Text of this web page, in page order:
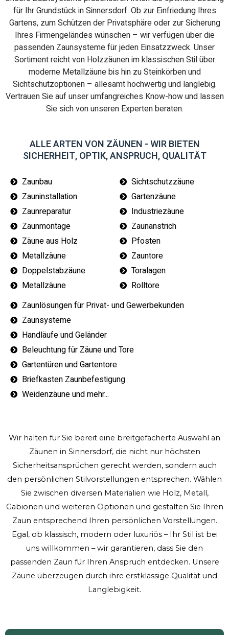
für Ihr Grundstück in Sinnersdorf. Ob zur Einfriedung Ihres
Gartens, zum Schützen der Privatsphäre oder zur Sicherung
Ihres Firmengeländes wünschen – wir verfügen über die
passenden Zaunsysteme für jeden Einsatzzweck. Unser
Sortiment reicht von Holzzäunen im klassischen Stil über
moderne Metallzäune bis hin zu Steinkörben und
Sichtschutzoptionen – allesamt hochwertig und langlebig.
Vertrauen Sie auf unser umfangreiches Know-how und lassen
Sie sich von unseren Experten beraten.
ALLE ARTEN VON ZÄUNEN - WIR BIETEN
SICHERHEIT, OPTIK, ANSPRUCH, QUALITÄT
Zaunbau
Zauninstallation
Zaunreparatur
Zaunmontage
Zäune aus Holz
Metallzäune
Doppelstabzäune
Metallzäune
Sichtschutzzäune
Gartenzäune
Industriezäune
Zaunanstrich
Pfosten
Zauntore
Toralagen
Rolltore
Zaunlösungen für Privat- und Gewerbekunden
Zaunsysteme
Handläufe und Geländer
Beleuchtung für Zäune und Tore
Gartentüren und Gartentore
Briefkasten Zaunbefestigung
Weidenzäune und mehr...
Wir halten für Sie bereit eine breitgefächerte Auswahl an
Zäunen in Sinnersdorf, die nicht nur höchsten
Sicherheitsansprüchen gerecht werden, sondern auch
den persönlichen Stilvorstellungen entsprechen. Wählen
Sie zwischen diversen Materialien wie Holz, Metall,
Gabionen und weiteren Optionen und gestalten Sie Ihren
Zaun entsprechend Ihren persönlichen Vorstellungen.
Egal, ob klassisch, modern oder luxuriös – Ihr Stil ist bei
uns willkommen – wir garantieren, dass Sie den
passenden Zaun für Ihren Anspruch entdecken. Unsere
Zäune überzeugen durch ihre erstklassige Qualität und
Langlebigkeit.